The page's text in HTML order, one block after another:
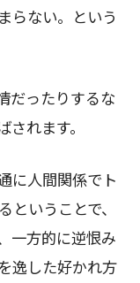
らない。という
だったりするな
れます。
に人間関係でト
いうことで、
一方的に逆恨み
逸した好かれ方